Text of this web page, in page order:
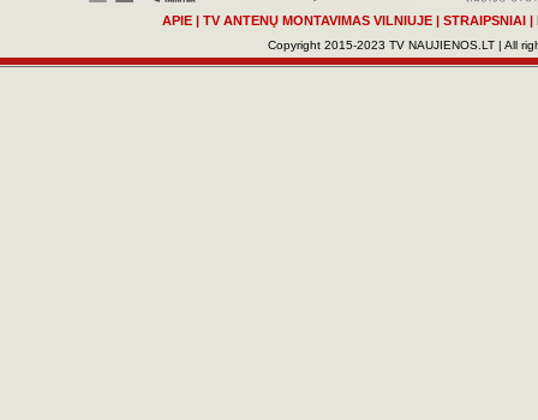
APIE | TV ANTENŲ MONTAVIMAS VILNIUJE | STRAIPSNIAI |
Copyright 2015-2023 TV NAUJIENOS.LT | All